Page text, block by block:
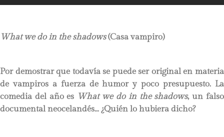
What we do in the shadows(Casavampiro)
Por demostrar que todavía se puede ser original en materia
de vampiros a fuerza de humor y poco presupuesto. La
comedia del año es What we do in the shadows, un falso
documental neocelandés… ¿Quién lo hubiera dicho?